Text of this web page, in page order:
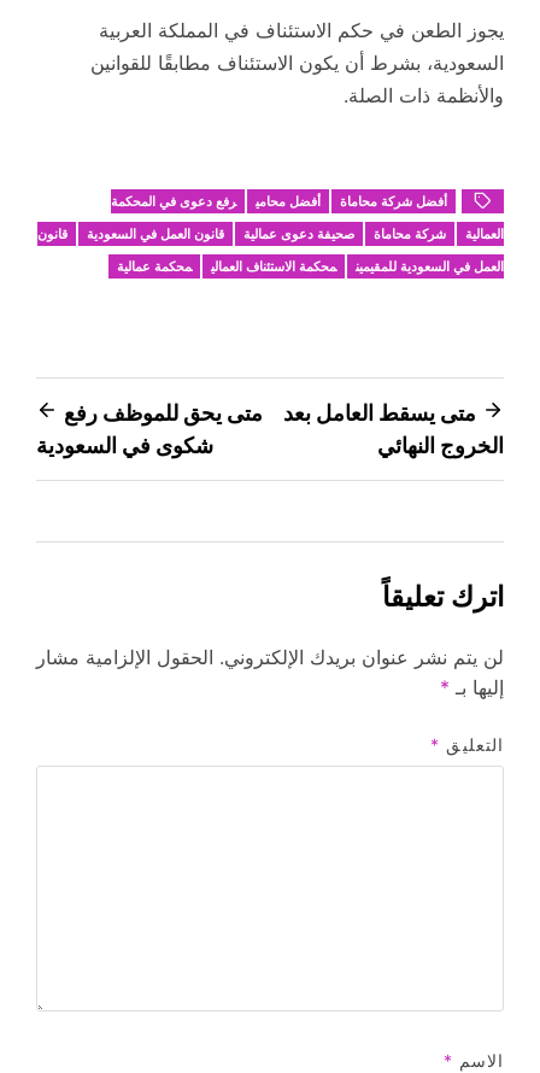
يجوز الطعن في حكم الاستئناف في المملكة العربية
السعودية، بشرط أن يكون الاستئناف مطابقًا للقوانين
والأنظمة ذات الصلة.
أفضل شركة محاماة أفضل محامي
رفع دعوى في المحكمة
العمالية
شركة محاماة صحيفة دعوى عمالية قانون العمل في السعودية
قانون
العمل في السعودية للمقيمين
محكمة الاستئناف العمالي محكمة عمالية
تصفّح
المقالات
متى يسقط العامل بعد
الخروج النهائي
متى يحق للموظف رفع
شكوى في السعودية
اترك تعليقاً
لن يتم نشر عنوان بريدك الإلكتروني. الحقول الإلزامية مشار
إليها بـ *
التعليق *
الاسم *